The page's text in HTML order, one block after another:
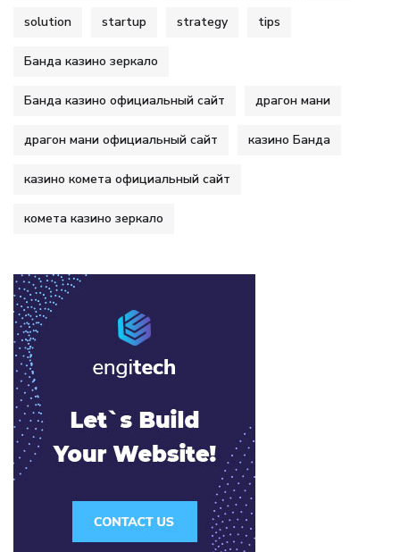
solution startup strategy tips
Банда казино зеркало
Банда казино официальный сайт драгон мани
драгон мани официальный сайт казино Банда
казино комета официальный сайт
комета казино зеркало